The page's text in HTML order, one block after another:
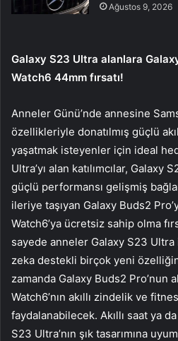
Ağustos 9, 2026
Galaxy S23 Ultra alanlara
Watch6 44mm fırsatı!
Anneler Günü’nde annesine
özellikleriyle donatılmış güçlü
yaşatmak isteyenler için ideal
Ultra’yı alan katılımcılar, Galaxy
güçlü performansı gelişmiş
ileriye taşıyan Galaxy Buds2
Watch6’ya ücretsiz sahip olma
sayede anneler Galaxy S23 Ultra
zeka destekli birçok yeni
zamanda Galaxy Buds2 Pro’nun
Watch6’nın akıllı zindelik ve
faydalanabilecek. Akıllı saat ya
S23 Ultra’nın şık tasarımına